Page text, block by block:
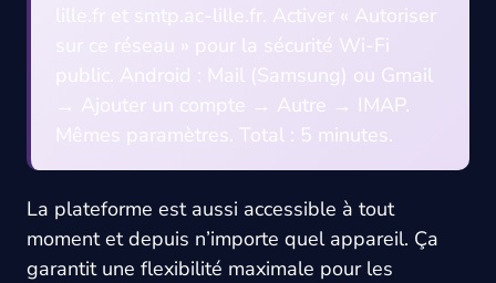
lille.fr et smtp.ac-lille.fr. Activer « Autoriser
sur ce réseau » pour la sécurité Wi-Fi
public. Android : Mail (Samsung) ou Gmail
→ Ajouter un compte → Autre → IMAP.
Mêmes paramètres. Total : 5 minutes.
La plateforme est aussi accessible à tout
moment et depuis n’importe quel appareil. Ça
garantit une flexibilité maximale pour les